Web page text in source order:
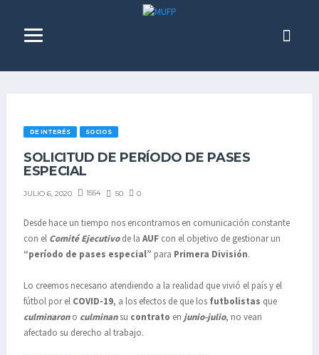
DE INTERÉS SOCIOS
SOLICITUD DE PERÍODO DE PASES
ESPECIAL
JULIO 6, 2020 1554 50 0
Desde hace un tiempo nos encontramos en comunicación constante
con el Comité Ejecutivode la AUF con el objetivo de gestionar un
“período de pases especial” para Primera División.
Lo creemos necesario atendiendo a la realidad que vivió el país y el
fútbol por el COVID-19, a los efectos de que los futbolistas que
culminarono culminansu contrato en junio-julio, no vean
afectado su derecho al trabajo.